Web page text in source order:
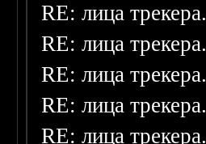
RE: лица трекера.
RE: лица трекера.
RE: лица трекера.
RE: лица трекера.
RE: лица трекера.